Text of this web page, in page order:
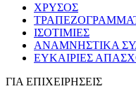
ΧΡΥΣΟΣ
ΙΣΟΤΙΜΙΕΣ
ΑΝΑΜΝΗΣΤΙΚΑ
ΕΥΚΑΙΡΙΕΣ
ΓΙΑ ΕΠΙΧΕΙΡΗΣΕΙΣ